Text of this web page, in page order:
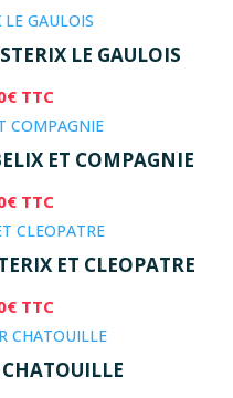
LE GAULOIS
€ TTC
ET COMPAGNIE
€ TTC
ET CLEOPATRE
€ TTC